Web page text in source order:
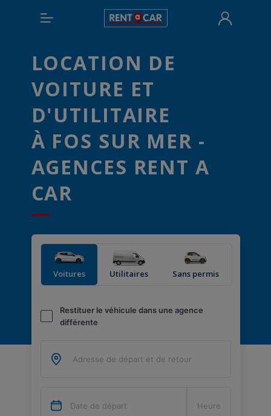
LOCATION DE
VOITURE ET
D'UTILITAIRE
À FOS SUR MER -
AGENCES RENT A
CAR
Voitures Utilitaires Sans permis
Restituer le véhicule dans une agence
différente